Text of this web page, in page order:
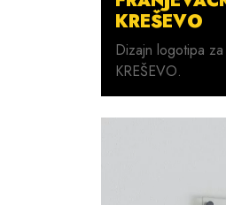
KREŠEVO
Dizajn logotipa
KREŠEVO.